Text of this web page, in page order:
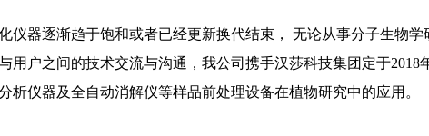
仪器逐渐趋于饱和或者已经更新换代结束， 无论从事分子生物
用户之间的技术交流与沟通，我公司携手汉莎科技集团定于
析仪器及全自动消解仪等样品前处理设备在植物研究中的应用。